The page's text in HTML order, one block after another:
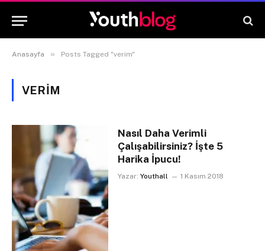
Anasayfa » Posts Tagged "verim"
VERIM
Nasıl Daha Verimli
Çalışabilirsiniz? İşte 5
Harika İpucu!
Yazar: Youthall 1 Kasım 2018